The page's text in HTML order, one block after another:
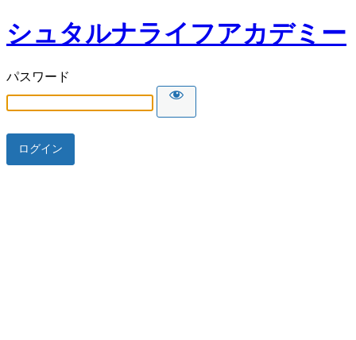
シュタルナライフアカデミー
パスワード